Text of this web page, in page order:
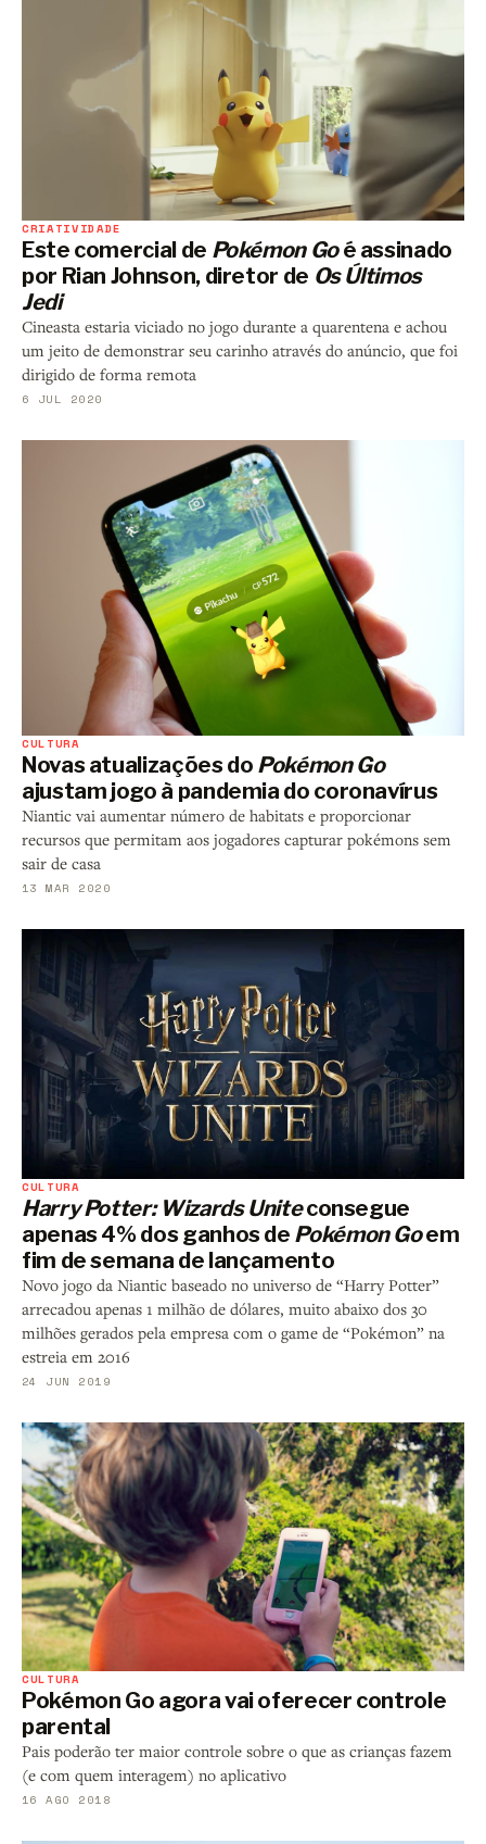
CRIATIVIDADE
Este comercial de Pokémon Goé assinado
por Rian Johnson, diretor de Os Últimos
Jedi
Cineasta estaria viciado no jogo durante a quarentena e achou
um jeito de demonstrar seu carinho através do anúncio, que foi
dirigido de forma remota
6 JUL 2020
CULTURA
Novas atualizações do Pokémon Go
ajustam jogo à pandemia do coronavírus
Niantic vai aumentar número de habitats e proporcionar
recursos que permitam aos jogadores capturar pokémons sem
sair de casa
13 MAR 2020
CULTURA
Harry Potter: Wizards Uniteconsegue
apenas 4% dos ganhos de Pokémon Goem
fim de semana de lançamento
Novo jogo da Niantic baseado no universo de “Harry Potter”
arrecadou apenas 1 milhão de dólares, muito abaixo dos 30
milhões gerados pela empresa com o game de “Pokémon” na
estreia em 2016
24 JUN 2019
CULTURA
Pokémon Go agora vai oferecer controle
parental
Pais poderão ter maior controle sobre o que as crianças fazem
(e com quem interagem) no aplicativo
16 AGO 2018